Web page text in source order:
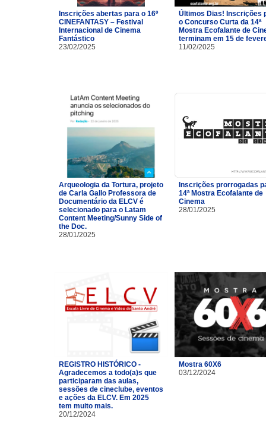
Inscrições abertas para o 16º
CINEFANTASY – Festival
Internacional de Cinema
Fantástico
23/02/2025
Últimos Dias! Inscrições
o Concurso Curta da 14ª
Mostra Ecofalante de
terminam em 15 de
11/02/2025
Arqueologia da Tortura, projeto
de Carla Gallo Professora de
Documentário da ELCV é
selecionado para o Latam
Content Meeting/Sunny Side of
the Doc.
28/01/2025
Inscrições prorrogadas
14ª Mostra Ecofalante de
Cinema
28/01/2025
REGISTRO HISTÓRICO -
Agradecemos a todo(a)s que
participaram das aulas,
sessões de cineclube, eventos
e ações da ELCV. Em 2025
tem muito mais.
20/12/2024
Mostra 60X6
03/12/2024